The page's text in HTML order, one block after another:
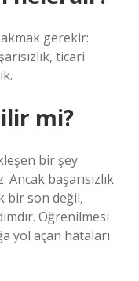
gerekir:
ticari
mi?
bir şey
başarısızlık
bir son değil,
Öğrenilmesi
yol açan hataları